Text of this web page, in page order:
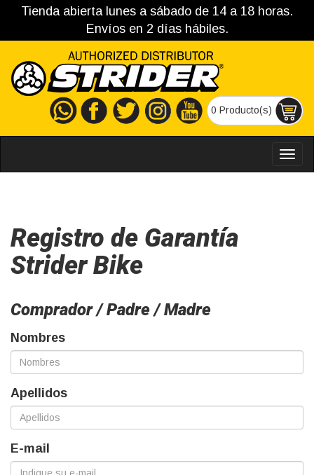
Tienda abierta lunes a sábado de 14 a 18 horas.
Envíos en 2 días hábiles.
0 Producto(s)
Registro de Garantía
Strider Bike
Comprador / Padre / Madre
Nombres
Apellidos
E-mail